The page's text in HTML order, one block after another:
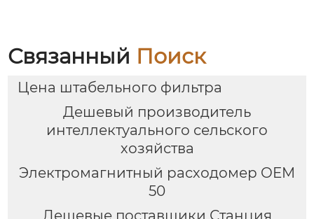
Связанный Поиск
Цена штабельного фильтра
Дешевый производитель
интеллектуального сельского
хозяйства
Электромагнитный расходомер OEM
50
Дешевые поставщики Станция